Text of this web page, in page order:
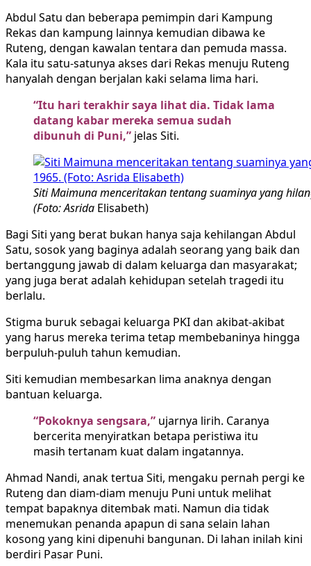
Abdul Satu dan beberapa pemimpin dari Kampung
Rekas dan kampung lainnya kemudian dibawa ke
Ruteng, dengan kawalan tentara dan pemuda massa.
Kala itu satu-satunya akses dari Rekas menuju Ruteng
hanyalah dengan berjalan kaki selama lima hari.
“Itu hari terakhir saya lihat dia. Tidak lama
datang kabar mereka semua sudah
dibunuh di Puni,” jelas Siti.
Siti Maimuna menceritakan tentang suaminya yang
(Foto: Asrida Elisabeth)
Bagi Siti yang berat bukan hanya saja kehilangan Abdul
Satu, sosok yang baginya adalah seorang yang baik dan
bertanggung jawab di dalam keluarga dan masyarakat;
yang juga berat adalah kehidupan setelah tragedi itu
berlalu.
Stigma buruk sebagai keluarga PKI dan akibat-akibat
yang harus mereka terima tetap membebaninya hingga
berpuluh-puluh tahun kemudian.
Siti kemudian membesarkan lima anaknya dengan
bantuan keluarga.
“Pokoknya sengsara,” ujarnya lirih. Caranya
bercerita menyiratkan betapa peristiwa itu
masih tertanam kuat dalam ingatannya.
Ahmad Nandi, anak tertua Siti, mengaku pernah pergi ke
Ruteng dan diam-diam menuju Puni untuk melihat
tempat bapaknya ditembak mati. Namun dia tidak
menemukan penanda apapun di sana selain lahan
kosong yang kini dipenuhi bangunan. Di lahan inilah kini
berdiri Pasar Puni.